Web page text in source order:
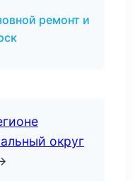
ремонт и
округ